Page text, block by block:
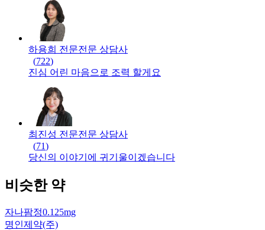
하용희 전문전문 상담사
(722)
진심 어린 마음으로 조력 할게요
최진성 전문전문 상담사
(71)
당신의 이야기에 귀기울이겠습니다
비슷한 약
자나팜정0.125mg
명인제약(주)